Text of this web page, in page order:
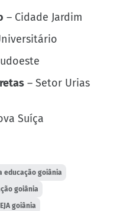
– Cidade Jardim
– Setor Urias
Suíça
educação goiânia
goiânia
goiânia